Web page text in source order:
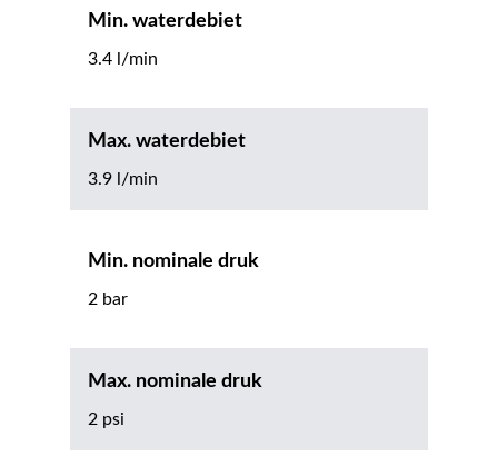
Min. waterdebiet
3.4 l/min
Max. waterdebiet
3.9 l/min
Min. nominale druk
2 bar
Max. nominale druk
2 psi